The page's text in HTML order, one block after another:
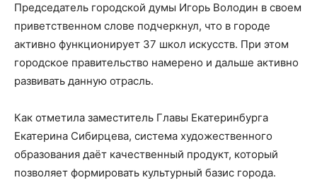
Председатель городской думы Игорь Володин в своем
приветственном слове подчеркнул, что в городе
активно функционирует 37 школ искусств. При этом
городское правительство намерено и дальше активно
развивать данную отрасль.
Как отметила заместитель Главы Екатеринбурга
Екатерина Сибирцева, система художественного
образования даёт качественный продукт, который
позволяет формировать культурный базис города.